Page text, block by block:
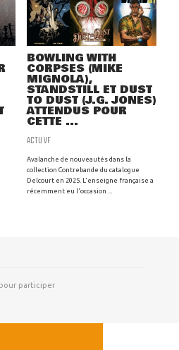
BOWLING WITH
CORPSES (MIKE
MIGNOLA),
STANDSTILL ET DUST
TO DUST (J.G. JONES)
ATTENDUS POUR
CETTE ...
ACTU VF
Avalanche de nouveautés dans la
collection Contrebande du catalogue
Delcourt en 2025. L'enseigne française a
récemment eu l'occasion ...
participer